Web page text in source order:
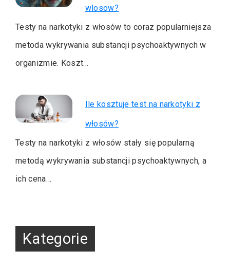
wlosow?
Testy na narkotyki z włosów to coraz popularniejsza
metoda wykrywania substancji psychoaktywnych w
organizmie. Koszt…
Ile kosztuje test na narkotyki z
włosów?
Testy na narkotyki z włosów stały się popularną
metodą wykrywania substancji psychoaktywnych, a
ich cena…
Kategorie